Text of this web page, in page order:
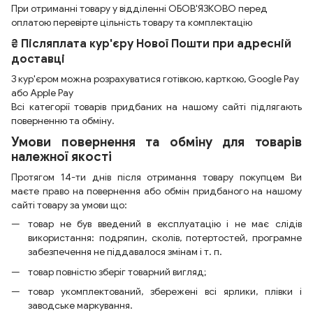
При отриманні товару у відділенні ОБОВ'ЯЗКОВО перед
оплатою перевірте цільність товару та комплектацію
₴ Післяплата кур'єру Нової Пошти при адресній
доставці
З кур'єром можна розрахуватися готівкою, карткою, Google Pay
або Apple Pay
Всі категорії товарів придбаних на нашому сайті підлягають
поверненню та обміну.
Умови повернення та обміну для товарів
належної якості
Протягом 14-ти днів після отримання товару покупцем Ви
маєте право на повернення або обмін придбаного на нашому
сайті товару за умови що:
товар не був введений в експлуатацію і не має слідів
використання: подряпин, сколів, потертостей, програмне
забезпечення не піддавалося змінам і т. п.
товар повністю зберіг товарний вигляд;
товар укомплектований, збережені всі ярлики, плівки і
заводське маркування.